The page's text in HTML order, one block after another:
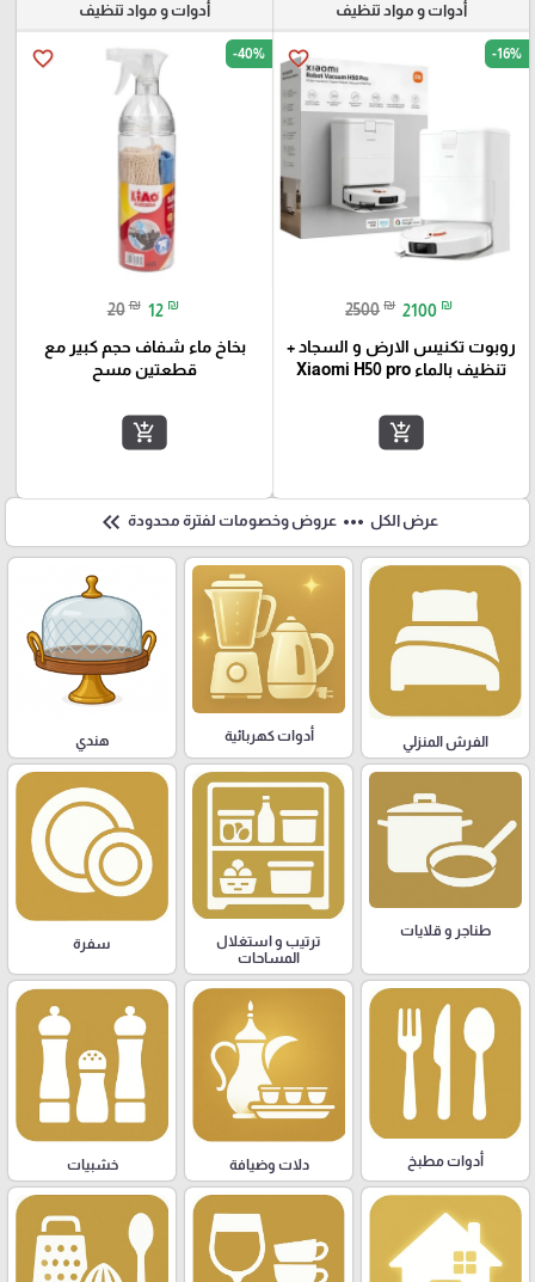
أدوات و مواد تنظيف
favorite_border -16%
2500 ₪ 2100 ₪
روبوت تكنيس الارض و السجاد +
تنظيف بالماء Xiaomi H50 pro
add_shopping_cart
أدوات و مواد تنظيف
favorite_border -40%
20 ₪ 12 ₪
بخاخ ماء شفاف حجم كبير مع
قطعتين مسح
add_shopping_cart
عرض الكل more_horiz عروض وخصومات لفترة محدودة keyboard_double_arrow_left
الفرش المنزلي أدوات كهربائية هندي
طناجر و قلايات
ترتيب و استغلال
المساحات
سفرة
أدوات مطبخ دلات وضيافة خشبيات